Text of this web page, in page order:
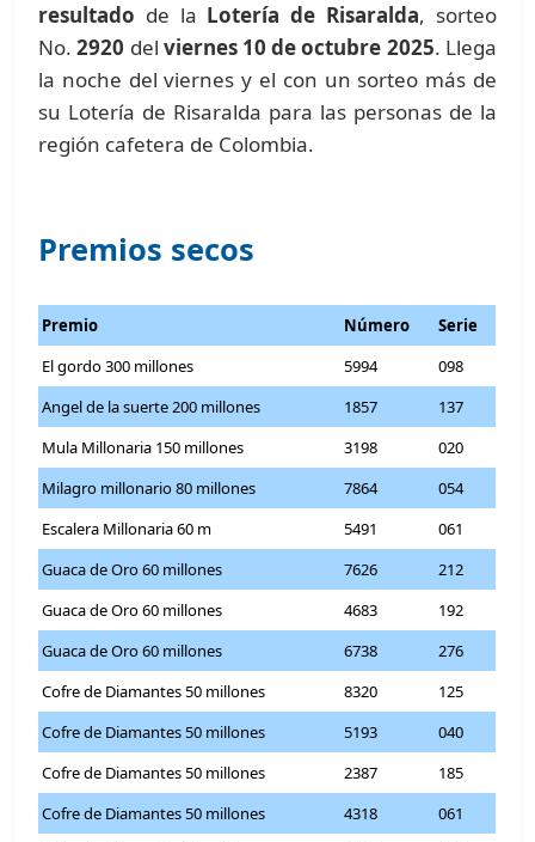
resultado de la Lotería de Risaralda, sorteo
No.2920 del viernes 10 de octubre 2025. Llega
la noche del viernes y el con un sorteo más de
su Lotería de Risaralda para las personas de la
región cafetera de Colombia.
Premios secos
Premio Número
Serie
El gordo 300 millones
5994
098
Angel de la suerte 200 millones
1857
137
Mula Millonaria 150 millones
3198
020
Milagro millonario 80 millones
7864
054
Escalera Millonaria 60 m
5491
061
Guaca de Oro 60 millones
7626
212
Guaca de Oro 60 millones
4683
192
Guaca de Oro 60 millones
6738
276
Cofre de Diamantes 50 millones
8320
125
Cofre de Diamantes 50 millones
5193
040
Cofre de Diamantes 50 millones
2387
185
Cofre de Diamantes 50 millones
4318
061